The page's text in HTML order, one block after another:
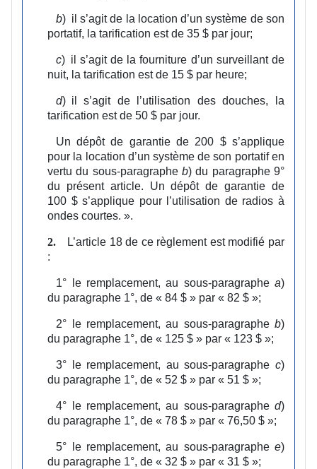
b) il s’agit de la location d’un système de son
portatif, la tarification est de 35 $ par jour;
c) il s’agit de la fourniture d’un surveillant de
nuit, la tarification est de 15 $ par heure;
d) il s’agit de l’utilisation des douches, la
tarification est de 50 $ par jour.
Un dépôt de garantie de 200 $ s’applique
pour la location d’un système de son portatif en
vertu du sous‑paragraphe b) du paragraphe 9°
du présent article. Un dépôt de garantie de
100 $ s’applique pour l’utilisation de radios à
ondes courtes. ».
2.
L’article 18 de ce règlement est modifié par
:
1° le remplacement, au sous‑paragraphe a)
du paragraphe 1°, de « 84 $ » par « 82 $ »;
2° le remplacement, au sous‑paragraphe b)
du paragraphe 1°, de « 125 $ » par « 123 $ »;
3° le remplacement, au sous‑paragraphe c)
du paragraphe 1°, de « 52 $ » par « 51 $ »;
4° le remplacement, au sous‑paragraphe d)
du paragraphe 1°, de « 78 $ » par « 76,50 $ »;
5° le remplacement, au sous‑paragraphe e)
du paragraphe 1°, de « 32 $ » par « 31 $ »;